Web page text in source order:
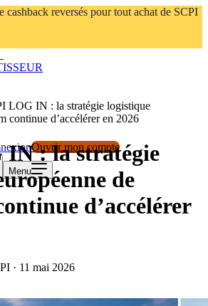
cashback reversés pour tout achat de SCPI
Ouvrir mon compte
Menu
LOG IN : la stratégie logistique
continue d’accélérer en 2026
IN : la stratégie
de
d’accélérer
· 11 mai 2026